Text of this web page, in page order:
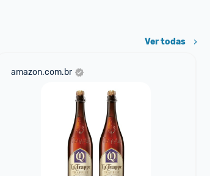
Ver todas
amazon.com.br